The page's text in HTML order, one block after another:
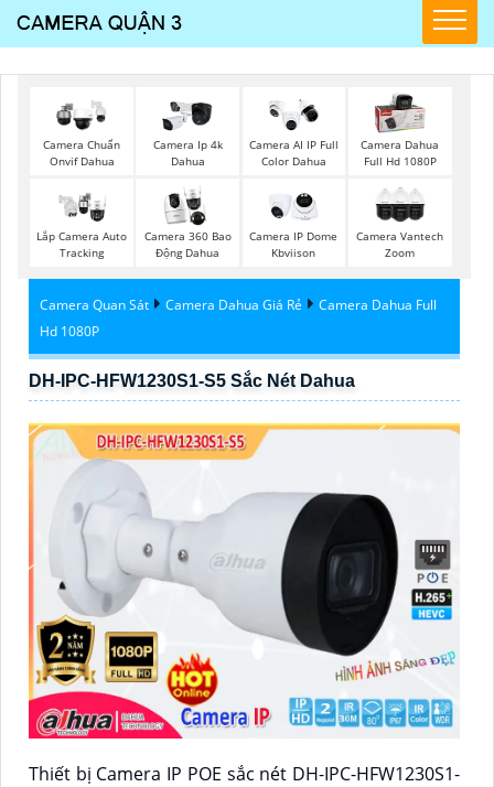
Camera Chuẩn
Onvif Dahua
Camera Ip 4k
Dahua
Camera AI IP Full
Color Dahua
Camera Dahua
Full Hd 1080P
Lắp Camera Auto
Tracking
Camera 360 Bao
Động Dahua
Camera IP Dome
Kbviison
Camera Vantech
Zoom
Camera Quan Sát Camera Dahua Giá Rẻ
Camera Dahua Full
Hd 1080P
DH-IPC-HFW1230S1-S5 Sắc Nét Dahua
Thiết bị Camera IP POE sắc nét DH-IPC-HFW1230S1-